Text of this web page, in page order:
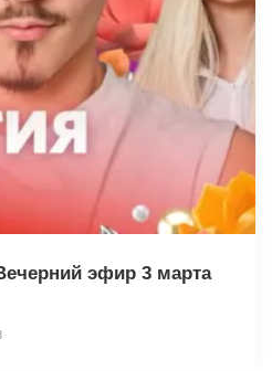
эфир 3 марта